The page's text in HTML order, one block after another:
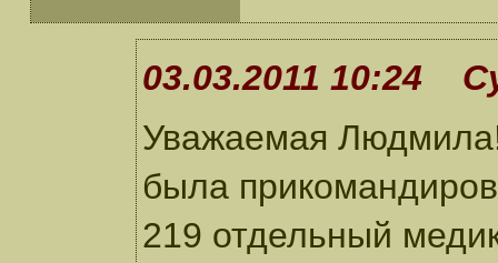
03.03.2011 10:24
Уважаемая
была
219 отдельный